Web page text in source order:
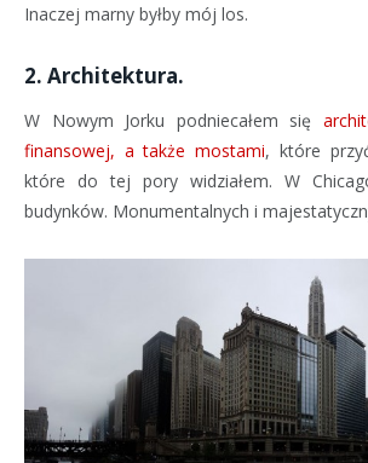
Inaczej marny byłby mój los.
2. Architektura.
W Nowym Jorku podniecałem się
finansowej, a także mostami, które
które do tej pory widziałem. W
budynków. Monumentalnych i